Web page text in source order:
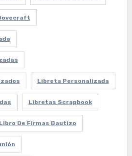
Libreta Personalizada
Libretas Scrapbook
Libro De Firmas Bautizo